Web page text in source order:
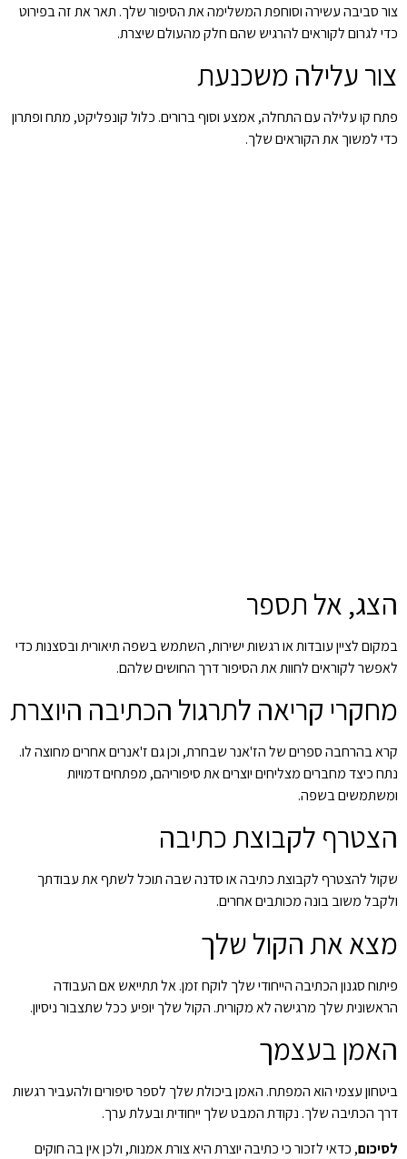
צור סביבה עשירה וסוחפת המשלימה את הסיפור שלך. תאר את זה בפירוט
כדי לגרום לקוראים להרגיש שהם חלק מהעולם שיצרת.
צור עלילה משכנעת
פתח קו עלילה עם התחלה, אמצע וסוף ברורים. כלול קונפליקט, מתח ופתרון
כדי למשוך את הקוראים שלך.
הצג, אל תספר
במקום לציין עובדות או רגשות ישירות, השתמש בשפה תיאורית ובסצנות כדי
לאפשר לקוראים לחוות את הסיפור דרך החושים שלהם.
מחקרי קריאה לתרגול הכתיבה היוצרת
קרא בהרחבה ספרים של הז'אנר שבחרת, וכן גם ז'אנרים אחרים מחוצה לו.
נתח כיצד מחברים מצליחים יוצרים את סיפוריהם, מפתחים דמויות
ומשתמשים בשפה.
הצטרף לקבוצת כתיבה
שקול להצטרף לקבוצת כתיבה או סדנה שבה תוכל לשתף את עבודתך
ולקבל משוב בונה מכותבים אחרים.
מצא את הקול שלך
פיתוח סגנון הכתיבה הייחודי שלך לוקח זמן. אל תתייאש אם העבודה
הראשונית שלך מרגישה לא מקורית. הקול שלך יופיע ככל שתצבור ניסיון.
האמן בעצמך
ביטחון עצמי הוא המפתח. האמן ביכולת שלך לספר סיפורים ולהעביר רגשות
דרך הכתיבה שלך. נקודת המבט שלך ייחודית ובעלת ערך.
לסיכום, כדאי לזכור כי כתיבה יוצרת היא צורת אמנות, ולכן אין בה חוקים